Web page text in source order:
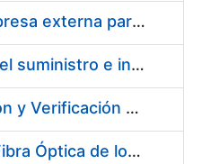
Servicios de una empresa externa para el asesoramiento y resolución de los recursos de alzada que se presentan relacionados con procesos de selección para la FNMT-RCM
Acuerdo marco para el suministro e instalación de persianas, estores y otros complementos
Servicio de Calibración y Verificación Externa de los Equipos de Medición del Servicio de Prevención de la FNMT-RCM
Conexión mediante Fibra Óptica de los Centros de Proceso de Datos (CPDs) de las sedes de la FNMT-RCM de Burgos y Madrid